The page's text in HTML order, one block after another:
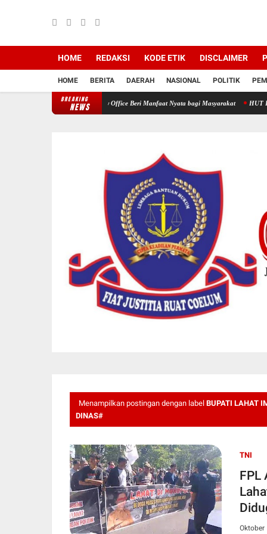
HOME REDAKSI KODE ETIK DISCLAIMER
HOME BERITA DAERAH NASIONAL POLITIK
BREAKING
NEWS
Medika Dan HNP Law Office Beri Manfaat Nyata bagi Masyarakat HUT HNP Law
Menampilkan postingan dengan label BUPATI LAHAT
DINAS#
TNI
FPL
Oktober